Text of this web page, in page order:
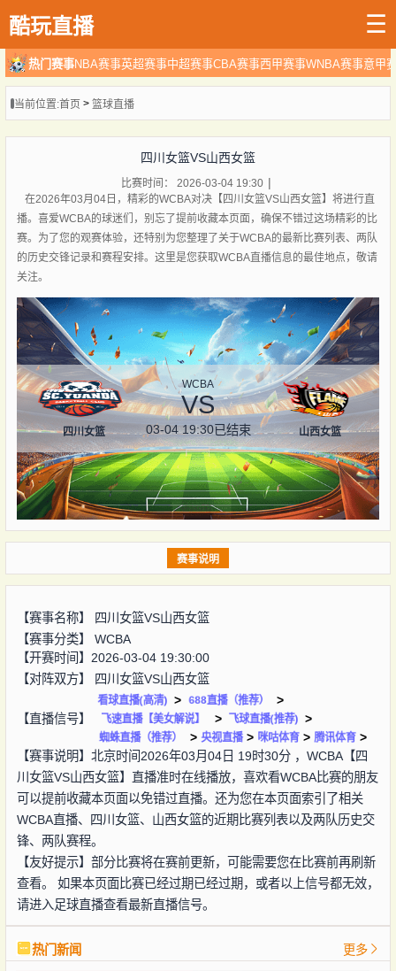
酷玩直播 ☰
热门赛事NBA赛事英超赛事中超赛事CBA赛事西甲赛事WNBA赛事意甲
当前位置:首页> 篮球直播
四川女篮VS山西女篮
比赛时间： 2026-03-04 19:30
在2026年03月04日，精彩的WCBA对决【四川女篮VS山西女篮】将进行直
播。喜爱WCBA的球迷们，别忘了提前收藏本页面，确保不错过这场精彩的比
赛。为了您的观赛体验，还特别为您整理了关于WCBA的最新比赛列表、两队
的历史交锋记录和赛程安排。这里是您获取WCBA直播信息的最佳地点，敬请
关注。
四川女篮
WCBA
VS
03-04 19:30已结束 山西女篮
赛事说明
【赛事名称】 四川女篮VS山西女篮
【赛事分类】 WCBA
【开赛时间】2026-03-04 19:30:00
【对阵双方】 四川女篮VS山西女篮
【直播信号】
看球直播(高清) > 688直播（推荐） >
飞速直播【美女解说】 > 飞球直播(推荐) >
蜘蛛直播（推荐） > 央视直播 > 咪咕体育 > 腾讯体育 >
【赛事说明】北京时间2026年03月04日 19时30分 ，WCBA【四
川女篮VS山西女篮】直播准时在线播放，喜欢看WCBA比赛的朋友
可以提前收藏本页面以免错过直播。还为您在本页面索引了相关
WCBA直播、四川女篮、山西女篮的近期比赛列表以及两队历史交
锋、两队赛程。
【友好提示】部分比赛将在赛前更新，可能需要您在比赛前再刷新
查看。 如果本页面比赛已经过期已经过期，或者以上信号都无效，
请进入足球直播查看最新直播信号。
热门新闻 更多